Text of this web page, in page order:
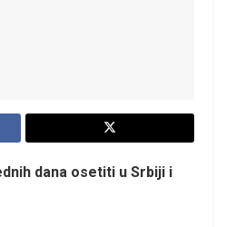
dana osetiti u Srbiji i